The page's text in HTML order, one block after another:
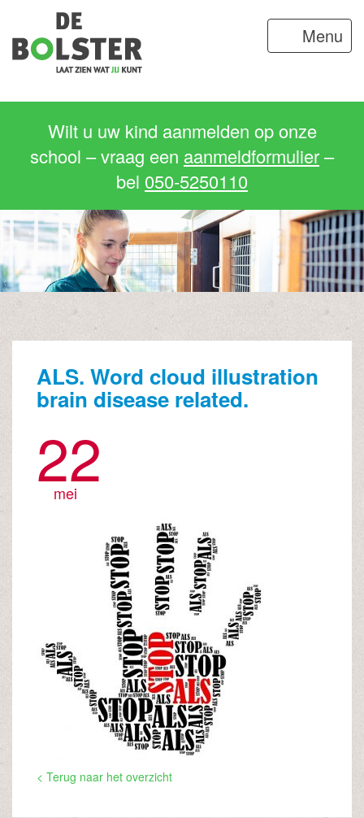
Menu
Wilt u uw kind aanmelden op onze
school – vraag een aanmeldformulier–
bel 050-5250110
ALS. Word cloud illustration
brain disease related.
22
mei
< Terug naar het overzicht